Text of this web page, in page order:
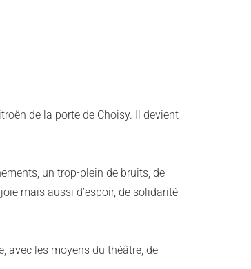
de la porte de Choisy. Il devient
un trop-plein de bruits, de
mais aussi d’espoir, de solidarité
avec les moyens du théâtre, de